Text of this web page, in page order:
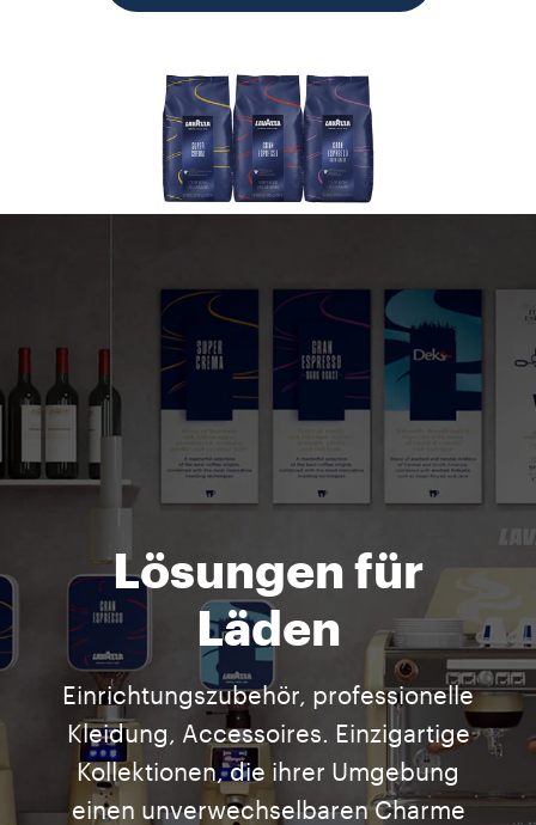
Lösungen für
Läden
Einrichtungszubehör, professionelle
Kleidung, Accessoires. Einzigartige
Kollektionen, die ihrer Umgebung
einen unverwechselbaren Charme